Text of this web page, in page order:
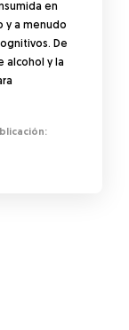
en
y a menudo
De
alcohol y la